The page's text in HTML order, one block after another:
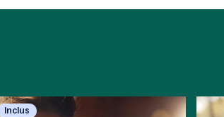
Inclus